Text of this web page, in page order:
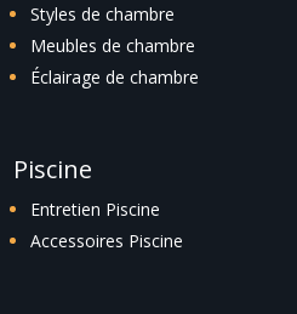
Styles de chambre
Meubles de chambre
Éclairage de chambre
Piscine
Entretien Piscine
Accessoires Piscine